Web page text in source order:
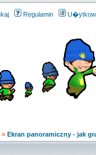
Regulamin
» Ekran panoramiczny - jak